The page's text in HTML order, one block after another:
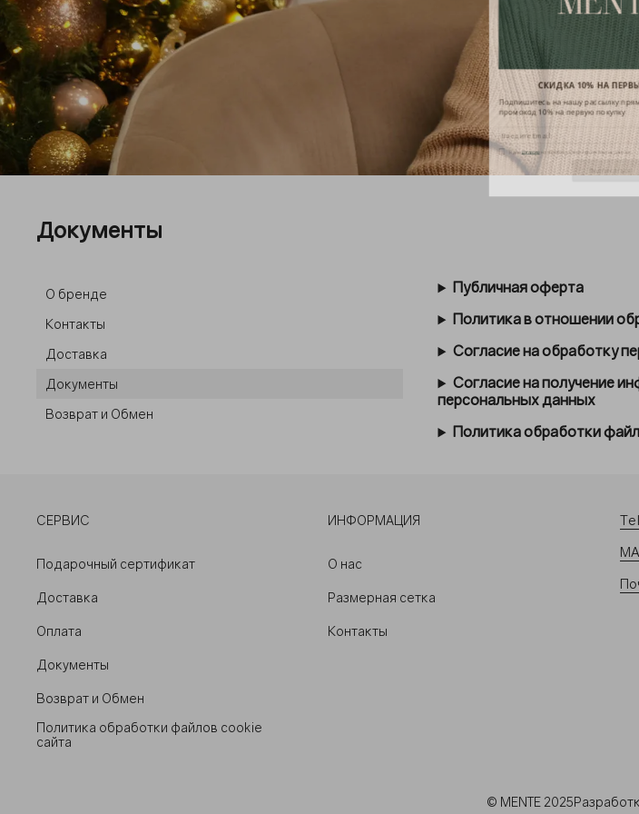
Документы
О бренде
Контакты
Доставка
Документы
Возврат и Обмен
Публичная оферта
Политика в отношении
Согласие на обработку
Согласие на получение
персональных данных
Политика обработки
СЕРВИС
Подарочный сертификат
Доставка
Оплата
Документы
Возврат и Обмен
Политика обработки файлов cookie
сайта
ИНФОРМАЦИЯ
О нас
Размерная сетка
Контакты
© MENTE 2025
СКИДКА 10% НА
Подпишитесь на нашу рассылку
промокод 10% на первую покупку